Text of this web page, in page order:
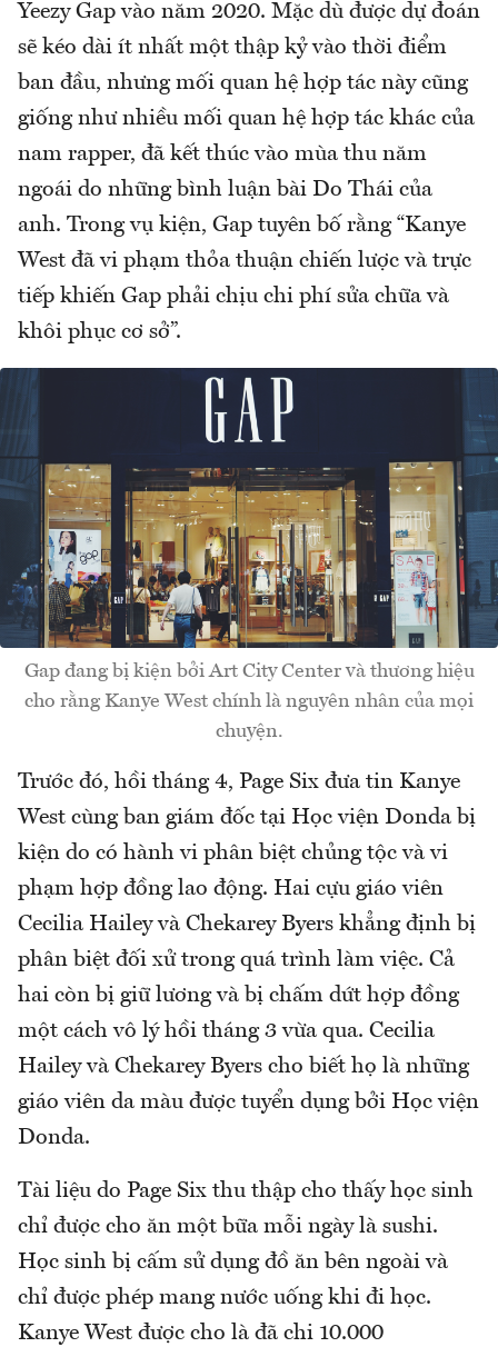
Yeezy Gap vào năm 2020. Mặc dù được dự đoán
sẽ kéo dài ít nhất một thập kỷ vào thời điểm
ban đầu, nhưng mối quan hệ hợp tác này cũng
giống như nhiều mối quan hệ hợp tác khác của
nam rapper, đã kết thúc vào mùa thu năm
ngoái do những bình luận bài Do Thái của
anh. Trong vụ kiện, Gap tuyên bố rằng “Kanye
West đã vi phạm thỏa thuận chiến lược và trực
tiếp khiến Gap phải chịu chi phí sửa chữa và
khôi phục cơ sở”.
Gap đang bị kiện bởi Art City Center và thương hiệu
cho rằng Kanye West chính là nguyên nhân của mọi
chuyện.
Trước đó, hồi tháng 4, Page Six đưa tin Kanye
West cùng ban giám đốc tại Học viện Donda bị
kiện do có hành vi phân biệt chủng tộc và vi
phạm hợp đồng lao động. Hai cựu giáo viên
Cecilia Hailey và Chekarey Byers khẳng định bị
phân biệt đối xử trong quá trình làm việc. Cả
hai còn bị giữ lương và bị chấm dứt hợp đồng
một cách vô lý hồi tháng 3 vừa qua. Cecilia
Hailey và Chekarey Byers cho biết họ là những
giáo viên da màu được tuyển dụng bởi Học viện
Donda.
Tài liệu do Page Six thu thập cho thấy học sinh
chỉ được cho ăn một bữa mỗi ngày là sushi.
Học sinh bị cấm sử dụng đồ ăn bên ngoài và
chỉ được phép mang nước uống khi đi học.
Kanye West được cho là đã chi 10.000